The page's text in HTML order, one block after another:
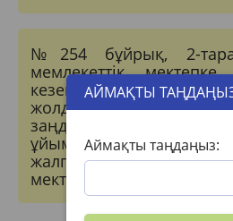
№254 бұйрық, 2-
мемлекеттік
кезектен тыс немесе
жолдама алған баланың
заңды өкілі басқа
ұйымды таңдағанда
жалпы кезекке тұрады
мектепке дейінгі
АЙМАҚТЫ
Аймақты таңдаңыз: